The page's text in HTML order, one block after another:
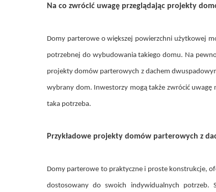
Na co zwrócić uwagę przeglądając projekty
Domy parterowe o większej powierzchni użytkowej
potrzebnej do wybudowania takiego domu. Na
projekty domów parterowych z dachem
wybrany dom. Inwestorzy mogą także zwrócić uwagę
taka potrzeba.
Przykładowe projekty domów parterowych z
Domy parterowe to praktyczne i proste konstrukcje,
dostosowany do swoich indywidualnych potrzeb.